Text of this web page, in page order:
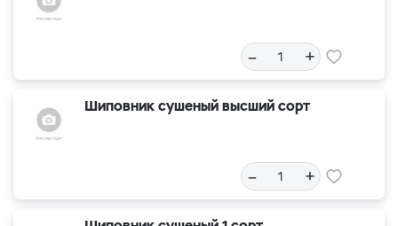
– +
Шиповник сушеный высший сорт
– +